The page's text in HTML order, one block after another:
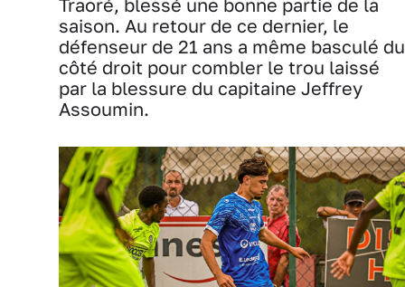
Traoré, blessé une bonne partie de la
saison. Au retour de ce dernier, le
défenseur de 21 ans a même basculé du
côté droit pour combler le trou laissé
par la blessure du capitaine Jeffrey
Assoumin.